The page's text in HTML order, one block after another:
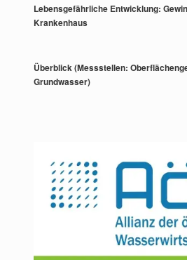
Lebensgefährliche Entwicklung:
Krankenhaus
Überblick (Messstellen:
Grundwasser)